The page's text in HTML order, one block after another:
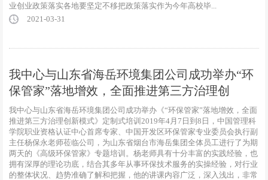
业创业政策落实各地要坚定不移把政策落实作为今年高校毕...
2021-03-31
我中心与山东省海岳环境集团公司成功举办“环
保管家”落地增效，全面推进第三方治理创
我中心与山东省海岳环境集团公司成功举办《“环保管家”落地增效，全面
推进第三方治理创新模式》定制式培训2019年4月7日到8日，中国管理科
学院职业资格认证中心首席专家、中国开发区环保管家专业委员会执行副
主任杨保永老师莅临公司，为山东省烟台市海岳集团全体员工进行了为期
两天的《高级环保管家》专题培训。杨老师具有十分丰富的实践经验，也
拥有深厚的理论功底，结合其多年从事环保技术服务的实操经验，对行业
的整体状况、趋势准确了解和把握，他的讲课内容广泛，深入浅出，非常